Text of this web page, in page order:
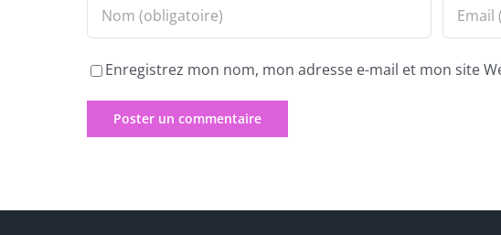
Enregistrez mon nom, mon adresse e-mail et mon site